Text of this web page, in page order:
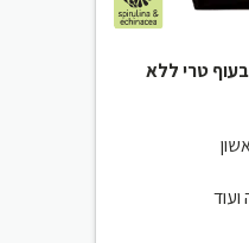
טרי ללא
ועוד